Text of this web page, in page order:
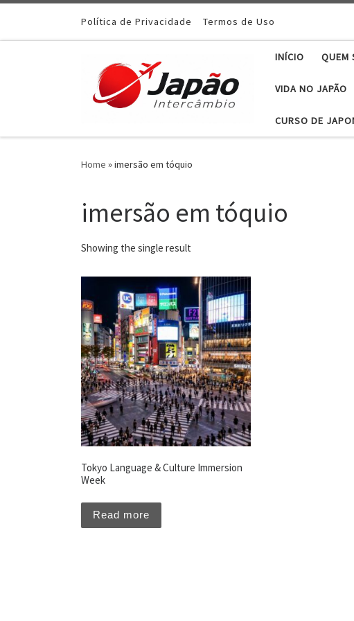
Política de Privacidade Termos de Uso
INÍCIO QUEM
VIDA NO JAPÃO
CURSO DE
Home »imersão em tóquio
imersão em tóquio
Showing the single result
Tokyo Language & Culture Immersion
Week
Read more